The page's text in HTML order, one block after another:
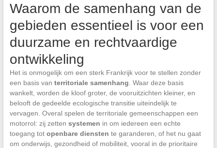
Waarom de samenhang van de
gebieden essentieel is voor een
duurzame en rechtvaardige
ontwikkeling
Het is onmogelijk om een sterk Frankrijk voor te stellen zonder
een basis van territoriale samenhang . Waar deze basis
wankelt, worden de kloof groter, de vooruitzichten kleiner, en
belooft de gedeelde ecologische transitie uiteindelijk te
vervagen. Overal spelen de territoriale gemeenschappen een
motorrol: zij zetten systemen in om iedereen een echte
toegang tot openbare diensten te garanderen, of het nu gaat
om onderwijs, gezondheid of mobiliteit, vooral in de prioritaire